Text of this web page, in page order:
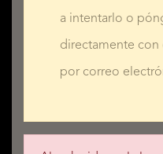
a intentarlo o
directamente
por correo